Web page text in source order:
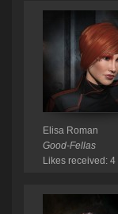
Elisa Roman
Good-Fellas
Likes received: 4